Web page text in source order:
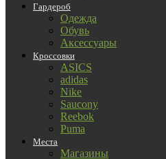
Гардероб
Одежда
Обувь
Аксессуары
Кроссовки
ASICS
adidas
Nike
Saucony
Reebok
Puma
Места
Магазины